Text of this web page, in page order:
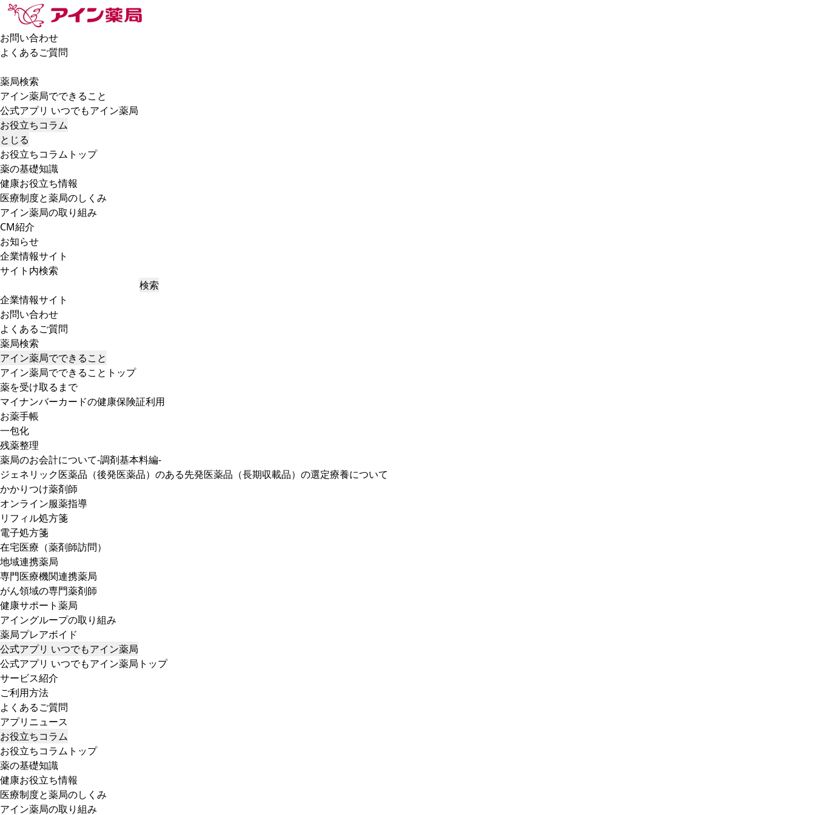
お問い合わせ
よくあるご質問
薬局検索
アイン薬局でできること
公式アプリ いつでもアイン薬局
お役立ちコラム
とじる
お役立ちコラムトップ
薬の基礎知識
健康お役立ち情報
医療制度と薬局のしくみ
アイン薬局の取り組み
CM紹介
お知らせ
企業情報サイト
サイト内検索
検索
企業情報サイト
お問い合わせ
よくあるご質問
薬局検索
アイン薬局でできること
アイン薬局でできることトップ
薬を受け取るまで
マイナンバーカードの健康保険証利用
お薬手帳
一包化
残薬整理
薬局のお会計について-調剤基本料編-
ジェネリック医薬品（後発医薬品）のある先発医薬品（長期収載品）の選定療養について
かかりつけ薬剤師
オンライン服薬指導
リフィル処方箋
電子処方箋
在宅医療（薬剤師訪問）
地域連携薬局
専門医療機関連携薬局
がん領域の専門薬剤師
健康サポート薬局
アイングループの取り組み
薬局プレアボイド
公式アプリ いつでもアイン薬局
公式アプリ いつでもアイン薬局トップ
サービス紹介
ご利用方法
よくあるご質問
アプリニュース
お役立ちコラム
お役立ちコラムトップ
薬の基礎知識
健康お役立ち情報
医療制度と薬局のしくみ
アイン薬局の取り組み